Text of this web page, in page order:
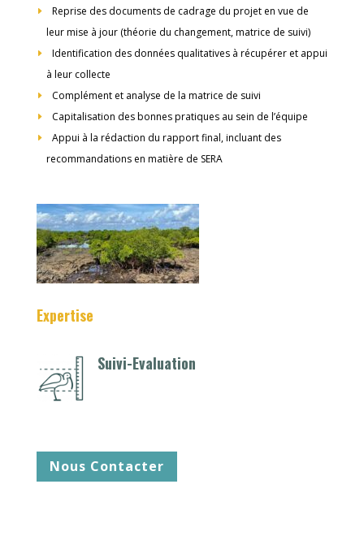
Reprise des documents de cadrage du projet en vue de
leur mise à jour (théorie du changement, matrice de suivi)
Identification des données qualitatives à récupérer et appui
à leur collecte
Complément et analyse de la matrice de suivi
Capitalisation des bonnes pratiques au sein de l’équipe
Appui à la rédaction du rapport final, incluant des
recommandations en matière de SERA
Expertise
Suivi-Evaluation
Nous Contacter